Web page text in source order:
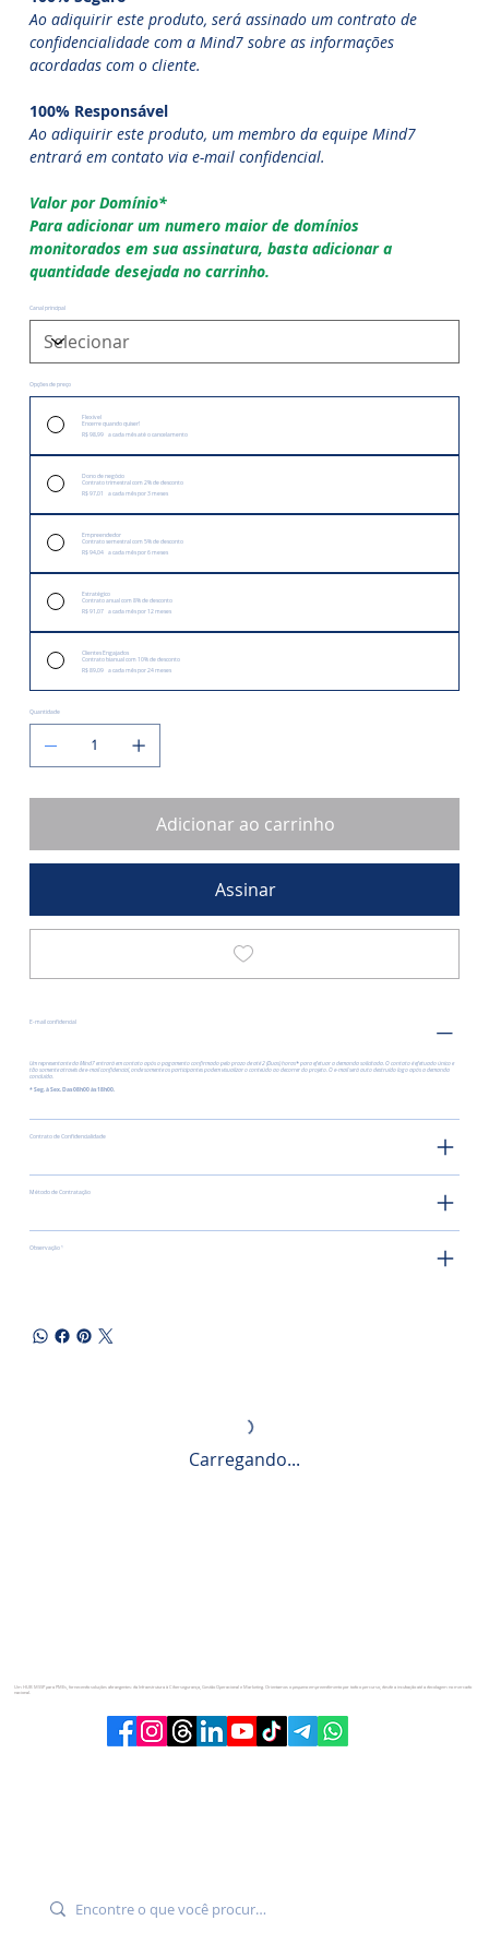
Ao adiquirir este produto, será assinado um contrato de
confidencialidade com a Mind7 sobre as informações
acordadas com o cliente.
100% Responsável
Ao adiquirir este produto, um membro da equipe Mind7
entrará em contato via e-mail confidencial.
Valor por Domínio*
Para adicionar um numero maior de domínios
monitorados em sua assinatura, basta adicionar a
quantidade desejada no carrinho.
Canal principal
Opções de preço
Flexível
Encerre quando quiser!
R$ 98,99
a cada mês até o cancelamento
Dono de negócio
Contrato trimestral com 2% de desconto
R$ 97,01
a cada mês por 3 meses
Empreendedor
Contrato semestral com 5% de desconto
R$ 94,04
a cada mês por 6 meses
Estratégico
Contrato anual com 8% de desconto
R$ 91,07
a cada mês por 12 meses
Clientes Engajados
Contrato bianual com 10% de desconto
R$ 89,09
a cada mês por 24 meses
Quantidade
Adicionar ao carrinho
Assinar
E-mail confidencial
Um representante da Mind7 entrará em contato após o pagamento confirmado pelo prazo de até 2 (Duas) horas*para efetuar a demanda solicitada. O contato é efetuado único e
tão somente através de e-mail confidencial, onde somente os participantes podem visualizar o conteúdo ao decorrer do projeto. O e-mail será auto destruído logo após a demanda
concluída.
* Seg. à Sex. Das 08h00 às 18h00.
Contrato de Confidencialidade
Método de Contratação
Observação ¹
Carregando...
Um HUB MSSP para PMEs, fornecendo soluções abrangentes: da Infraestrutura à Cibersegurança, Gestão Operacional e Marketing. Orientamos o pequeno empreendimento por todo o percurso, desde a incubação até a decolagem no mercado
nacional.